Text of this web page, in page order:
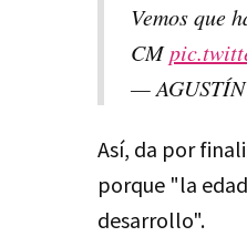
Vemos que
CM
—
Así, da por
porque "la
desarrollo".